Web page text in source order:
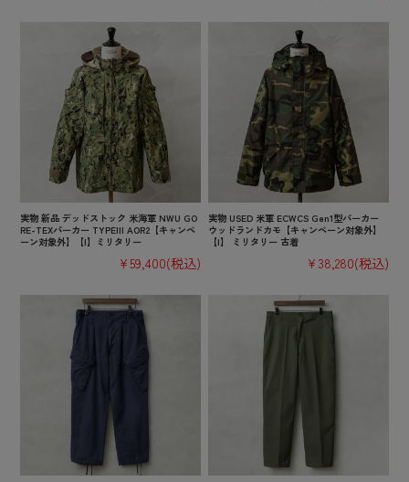
実物 新品 デッドストック 米海軍 NWU GO
RE-TEXパーカー TYPEIII AOR2【キャンペ
ーン対象外】【I】ミリタリー
¥59,400(税込)
実物 USED 米軍 ECWCS Gen1型パーカー
ウッドランドカモ【キャンペーン対象外】
【I】 ミリタリー 古着
¥38,280(税込)